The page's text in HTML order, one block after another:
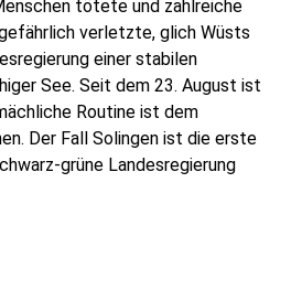
tötete und zahlreiche
verletzte, glich Wüsts
einer stabilen
See. Seit dem 23. August ist
Routine ist dem
Der Fall Solingen ist die erste
grüne Landesregierung